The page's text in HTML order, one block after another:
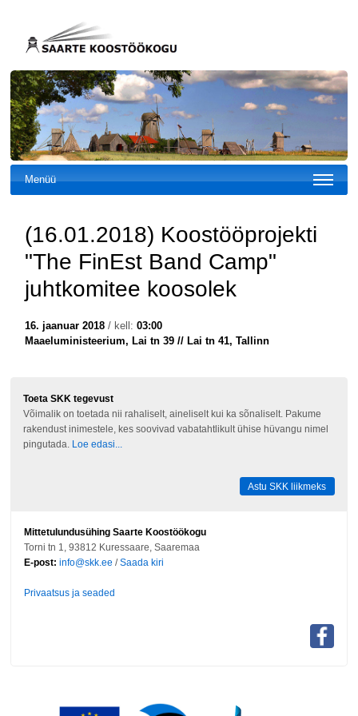
Menüü
(16.01.2018) Koostööprojekti
"The FinEst Band Camp"
juhtkomitee koosolek
16. jaanuar 2018/ kell: 03:00
Maaeluministeerium, Lai tn 39 // Lai tn 41, Tallinn
Toeta SKK tegevust
Võimalik on toetada nii rahaliselt, aineliselt kui ka sõnaliselt. Pakume
rakendust inimestele, kes soovivad vabatahtlikult ühise hüvangu nimel
pingutada. Loe edasi...
Astu SKK liikmeks
Mittetulundusühing Saarte Koostöökogu
Torni tn 1, 93812 Kuressaare, Saaremaa
E-post: info@skk.ee /Saada kiri
Privaatsus ja seaded